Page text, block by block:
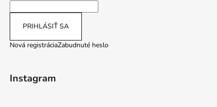
PRIHLÁSIŤ SA
Nová registráciaZabudnuté heslo
Instagram